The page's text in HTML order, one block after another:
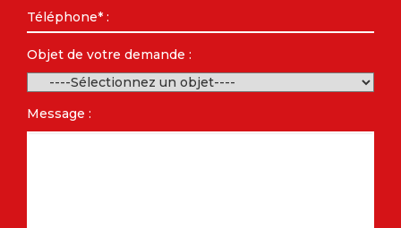
Objet de votre demande :
Message :